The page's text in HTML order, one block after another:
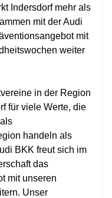
Indersdorf mehr als
mit der Audi
mit
weiter
in der Region
für viele Werte, die
handeln als
BKK freut sich im
das
mit unseren
Unser